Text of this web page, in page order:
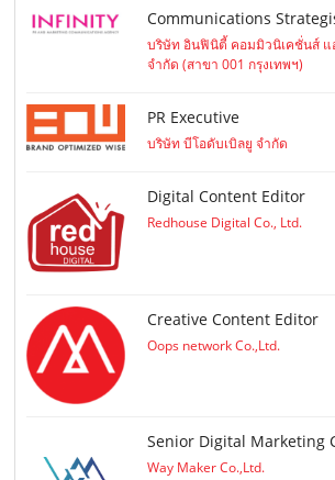
Communications
บริษัท อินฟินิตี้ คอมมิวนิเคชั่นส์
จำกัด (สาขา 001 กรุงเทพฯ)
PR Executive
บริษัท บีโอดับเบิลยู จำกัด
Digital Content Editor
Redhouse Digital Co., Ltd.
Creative Content Editor
Oops network Co.,Ltd.
Senior Digital Marketing
Way Maker Co.,Ltd.